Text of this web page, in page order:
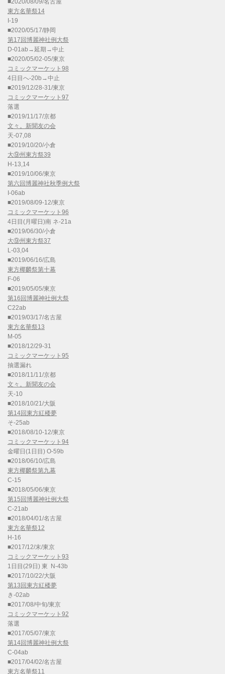
■2020/08/09/名古屋
東方名華祭14
I-19
■2020/05/17/静岡
第17回博麗神社例大祭
D-01ab→延期→中止
■2020/05/02-05/東京
コミックマーケット98
4日目へ-20b→中止
■2019/12/28-31/東京
コミックマーケット97
落選
■2019/11/17/京都
文々。新聞友の会
天-07,08
■2019/10/20/小倉
大⑨州東方祭39
H-13,14
■2019/10/06/東京
第六回博麗神社秋季例大祭
I-06ab
■2019/08/09-12/東京
コミックマーケット96
4日目(月曜日)南 ネ-21a
■2019/06/30/小倉
大⑨州東方祭37
L-03,04
■2019/06/16/広島
東方椰麟祭第十幕
F-06
■2019/05/05/東京
第16回博麗神社例大祭
C22ab
■2019/03/17/名古屋
東方名華祭13
M-05
■2018/12/29-31
コミックマーケット95
抽選漏れ
■2018/11/11/京都
文々。新聞友の会
天-10
■2018/10/21/大阪
第14回東方紅楼夢
そ-25ab
■2018/08/10-12/東京
コミックマーケット94
金曜日(1日目) O-59b
■2018/06/10/広島
東方椰麟祭第九幕
C-15
■2018/05/06/東京
第15回博麗神社例大祭
C-21ab
■2018/04/01/名古屋
東方名華祭12
H-16
■2017/12/末/東京
コミックマーケット93
1日目(29日) 東 N-43b
■2017/10/22/大阪
第13回東方紅楼夢
き-02ab
■2017/08/中旬/東京
コミックマーケット92
落選
■2017/05/07/東京
第14回博麗神社例大祭
C-04ab
■2017/04/02/名古屋
東方名華祭11